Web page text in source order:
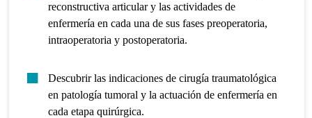
reconstructiva articular y las actividades de
enfermería en cada una de sus fases preoperatoria,
intraoperatoria y postoperatoria.
Descubrir las indicaciones de cirugía traumatológica
en patología tumoral y la actuación de enfermería en
cada etapa quirúrgica.